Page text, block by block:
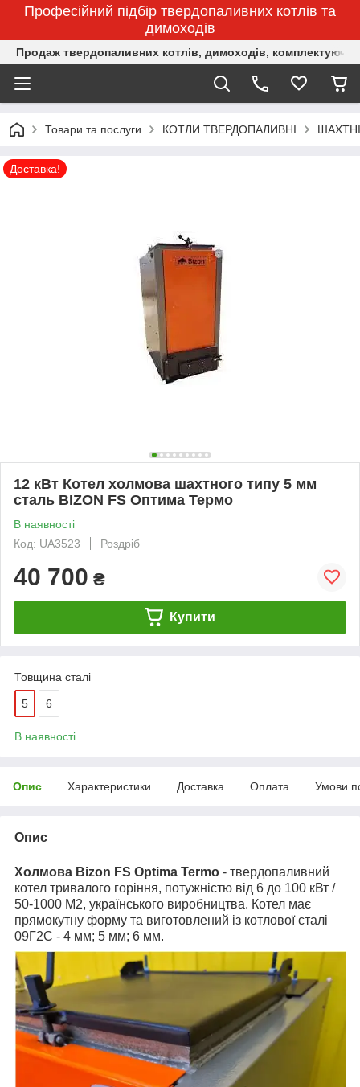
Професійний підбір твердопаливних котлів та
димоходів
Продаж твердопаливних котлів, димоходів,
Товари та послуги КОТЛИ ТВЕРДОПАЛИВНІ
Доставка!
12 кВт Котел холмова шахтного типу 5 мм
сталь BIZON FS Оптима Термо
В наявності
Код: UA3523
Роздріб
40 700 ₴
Купити
Товщина сталі
5 6
В наявності
Опис Характеристики Доставка Оплата Умови
Опис
Холмова Bizon FS Optima Termo - твердопаливний
котел тривалого горіння, потужністю від 6 до 100 кВт /
50-1000 М2, українського виробництва. Котел має
прямокутну форму та виготовлений із котлової сталі
09Г2С - 4 мм; 5 мм; 6 мм.